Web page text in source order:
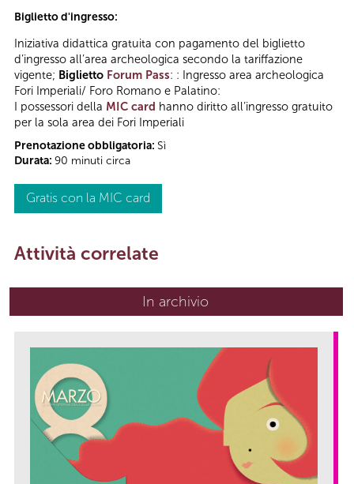
Biglietto d'ingresso:
Iniziativa didattica gratuita con pagamento del biglietto
d’ingresso all’area archeologica secondo la tariffazione
vigente; Biglietto Forum Pass: : Ingresso area archeologica
Fori Imperiali/ Foro Romano e Palatino:
I possessori della MIC card hanno diritto all’ingresso gratuito
per la sola area dei Fori Imperiali
Prenotazione obbligatoria: Sì
Durata: 90 minuti circa
Gratis con la MIC card
Attività correlate
In archivio